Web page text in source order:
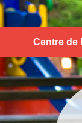
Centre de